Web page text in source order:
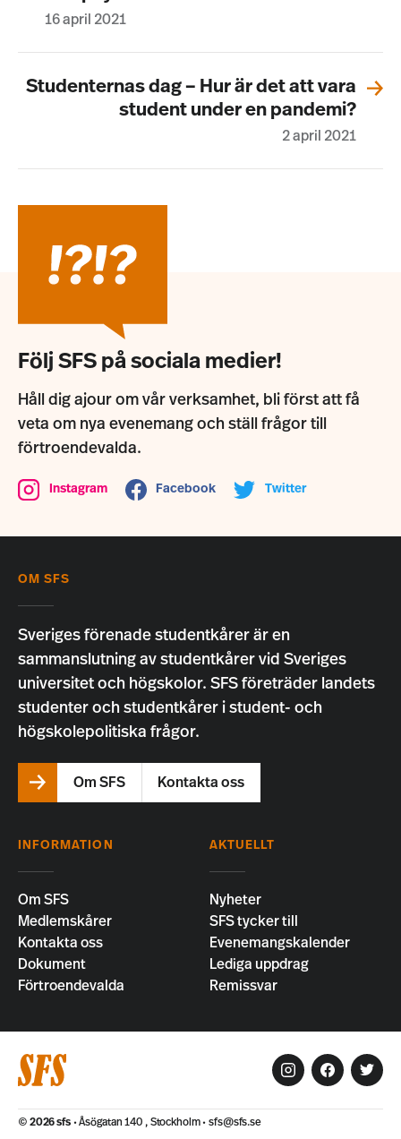
16 april 2021
Studenternas dag – Hur är det att vara
student under en pandemi?
2 april 2021
Följ SFS på sociala medier!
Håll dig ajour om vår verksamhet, bli först att få
veta om nya evenemang och ställ frågor till
förtroendevalda.
Instagram Facebook Twitter
OM SFS
Sveriges förenade studentkårer är en
sammanslutning av studentkårer vid Sveriges
universitet och högskolor. SFS företräder landets
studenter och studentkårer i student- och
högskolepolitiska frågor.
Om SFS Kontakta oss
INFORMATION
Om SFS
Medlemskårer
Kontakta oss
Dokument
Förtroendevalda
AKTUELLT
Nyheter
SFS tycker till
Evenemangskalender
Lediga uppdrag
Remissvar
© 2026sfs Åsögatan 140 , Stockholm sfs@sfs.se